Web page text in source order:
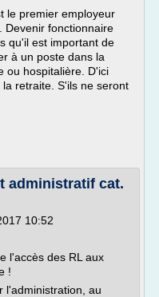
le premier employeur
Devenir fonctionnaire
qu'il est important de
à un poste dans la
ou hospitalière. D'ici
retraite. S'ils ne seront
administratif cat.
10:52
l'accès des RL aux
!
l'administration, au